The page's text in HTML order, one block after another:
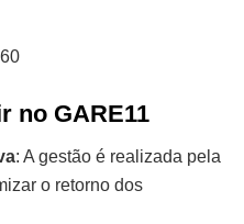
no GARE11
: A gestão é realizada pela
o retorno dos